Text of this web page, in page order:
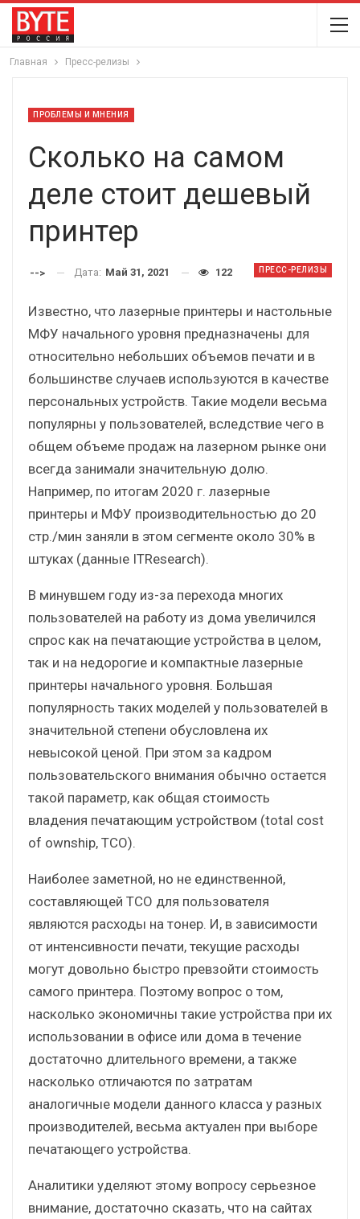
Главная Пресс-релизы
ПРОБЛЕМЫ И МНЕНИЯ
Сколько на самом
деле стоит дешевый
принтер
ПРЕСС-РЕЛИЗЫ
--> Дата: Май 31, 2021 122
Известно, что лазерные принтеры и настольные
МФУ начального уровня предназначены для
относительно небольших объемов печати и в
большинстве случаев используются в качестве
персональных устройств. Такие модели весьма
популярны у пользователей, вследствие чего в
общем объеме продаж на лазерном рынке они
всегда занимали значительную долю.
Например, по итогам 2020 г. лазерные
принтеры и МФУ производительностью до 20
стр./мин заняли в этом сегменте около 30% в
штуках (данные ITResearch).
В минувшем году из-за перехода многих
пользователей на работу из дома увеличился
спрос как на печатающие устройства в целом,
так и на недорогие и компактные лазерные
принтеры начального уровня. Большая
популярность таких моделей у пользователей в
значительной степени обусловлена их
невысокой ценой. При этом за кадром
пользовательского внимания обычно остается
такой параметр, как общая стоимость
владения печатающим устройством (total cost
of ownship, TCO).
Наиболее заметной, но не единственной,
составляющей ТСО для пользователя
являются расходы на тонер. И, в зависимости
от интенсивности печати, текущие расходы
могут довольно быстро превзойти стоимость
самого принтера. Поэтому вопрос о том,
насколько экономичны такие устройства при их
использовании в офисе или дома в течение
достаточно длительного времени, а также
насколько отличаются по затратам
аналогичные модели данного класса у разных
производителей, весьма актуален при выборе
печатающего устройства.
Аналитики уделяют этому вопросу серьезное
внимание, достаточно сказать, что на сайтах